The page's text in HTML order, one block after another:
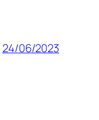
24/06/2023